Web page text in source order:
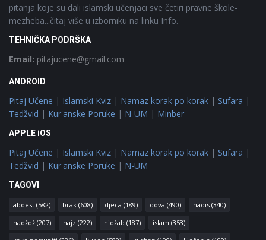
pitanja koje su dali islamski učenjaci sve četiri pravne škole-
mezheba...čitaj više u izborniku na linku Info.
TEHNIČKA PODRŠKA
Email: pitajucene@gmail.com
ANDROID
Pitaj Učene | Islamski Kviz | Namaz korak po korak | Sufara |
Tedžvid | Kur'anske Poruke | N-UM | Minber
APPLE iOS
Pitaj Učene | Islamski Kviz | Namaz korak po korak | Sufara |
Tedžvid | Kur'anske Poruke | N-UM
TAGOVI
abdest (582) brak (608) djeca (189) dova (490) hadis (340)
hadždž (207) hajz (222) hidžab (187) islam (353)